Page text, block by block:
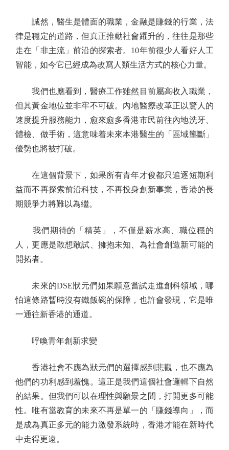
誠然，醫生是體面的職業，金融是賺錢的行業，法
律是穩定的道路，但真正推動社會躍升的，往往是那些
走在「非主流」前沿的探索者。10年前很少人看好人工
智能，如今它已經成為改寫人類生活方式的核心力量。
我們也應看到，醫療工作雖然目前屬高收入職業，
但其黃金地位並非牢不可破。內地醫療改革正以驚人的
速度提升服務能力，愈來愈多香港市民前往內地洗牙、
體檢、做手術，這意味着未來本港醫生的「區域壟斷」
優勢也將被打破。
在這個背景下，如果所有青年才俊都只追逐短期利
益而不再探索前沿科技，不再投身創新事業，香港的長
期競爭力將難以為繼。
我們期待的「精英」，不僅是薪水高、職位穩的
人，更應是敢想敢試、擁抱未知、為社會創造新可能的
開拓者。
未來的DSE狀元們如果願意嘗試走進創科領域，哪
怕這條路暫時沒有鐵飯碗的保障，也許會發現，它是唯
一通往新香港的通道。
呼喚青年創新求變
香港社會不應為狀元們的選擇感到悲觀，也不應為
他們的功利感到羞愧。這正是我們這個社會邏輯下自然
的結果。但我們可以在理性與願景之間，打開更多可能
性。唯有當教育的未來不再是單一的「賺錢導向」，而
是成為真正多元的能力激發系統時，香港才能在新時代
中走得更遠。